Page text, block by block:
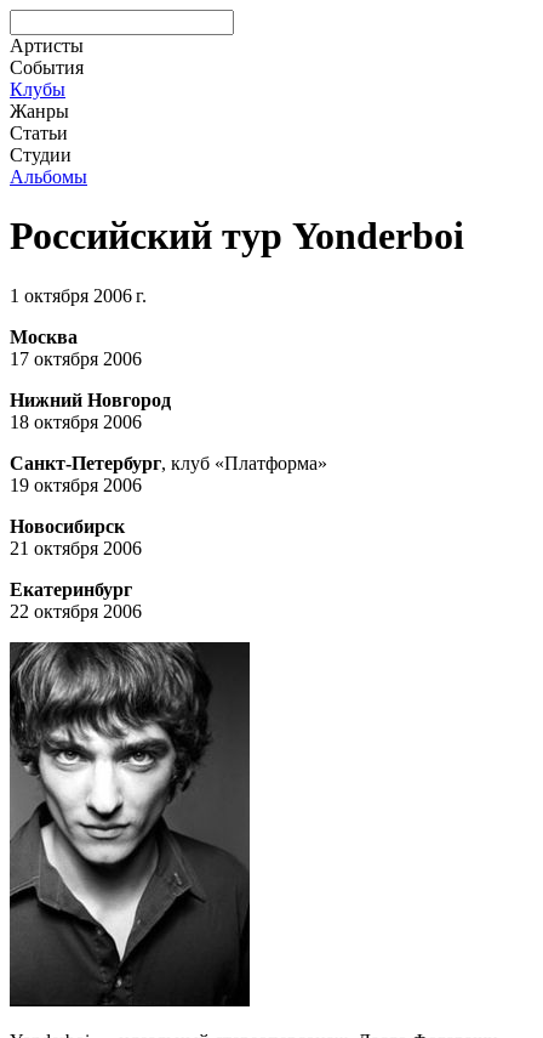
Артисты
События
Клубы
Жанры
Статьи
Студии
Альбомы
Российский тур Yonderboi
1 октября 2006 г.
Москва
17 октября 2006
Нижний Новгород
18 октября 2006
Санкт-Петербург, клуб «Платформа»
19 октября 2006
Новосибирск
21 октября 2006
Екатеринбург
22 октября 2006